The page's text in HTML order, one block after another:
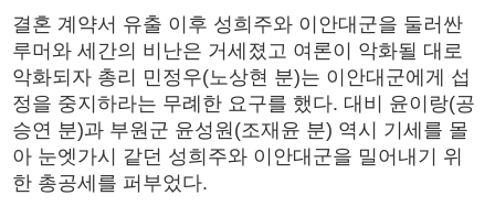
결혼 계약서 유출 이후 성희주와 이안대군을 둘러싼
루머와 세간의 비난은 거세졌고 여론이 악화될 대로
악화되자 총리 민정우(노상현 분)는 이안대군에게 섭
정을 중지하라는 무례한 요구를 했다. 대비 윤이랑(공
승연 분)과 부원군 윤성원(조재윤 분) 역시 기세를 몰
아 눈엣가시 같던 성희주와 이안대군을 밀어내기 위
한 총공세를 퍼부었다.